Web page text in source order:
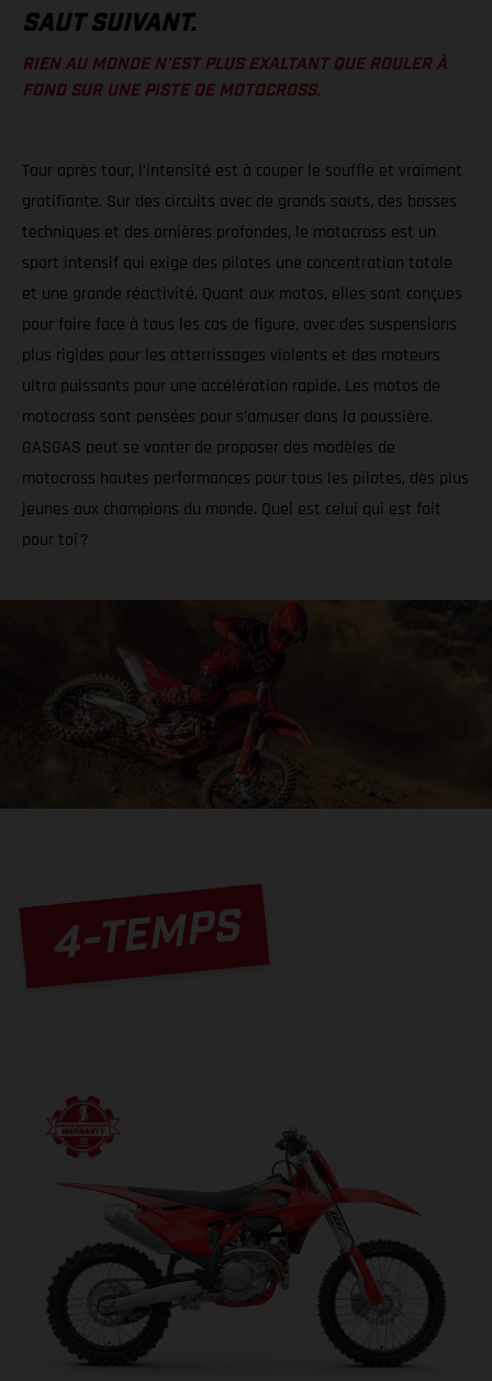
SAUT SUIVANT.
RIEN AU MONDE N’EST PLUS EXALTANT QUE ROULER À
FOND SUR UNE PISTE DE MOTOCROSS.
Tour après tour, l’intensité est à couper le souffle et vraiment
gratifiante. Sur des circuits avec de grands sauts, des bosses
techniques et des ornières profondes, le motocross est un
sport intensif qui exige des pilotes une concentration totale
et une grande réactivité. Quant aux motos, elles sont conçues
pour faire face à tous les cas de figure, avec des suspensions
plus rigides pour les atterrissages violents et des moteurs
ultra puissants pour une accélération rapide. Les motos de
motocross sont pensées pour s’amuser dans la poussière.
GASGAS peut se vanter de proposer des modèles de
motocross hautes performances pour tous les pilotes, des plus
jeunes aux champions du monde. Quel est celui qui est fait
pour toi ?
4-TEMPS